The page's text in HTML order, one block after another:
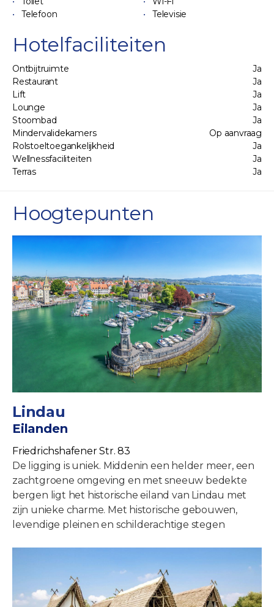
Telefoon
Televisie
Hotelfaciliteiten
Ontbijtruimte
Ja
Restaurant
Ja
Lift
Ja
Lounge
Ja
Stoombad
Ja
Mindervalidekamers
Op aanvraag
Rolstoeltoegankelijkheid
Ja
Wellnessfaciliteiten
Ja
Terras
Ja
Hoogtepunten
Lindau
Eilanden
Friedrichshafener Str. 83
De ligging is uniek. Middenin een helder meer, een
zachtgroene omgeving en met sneeuw bedekte
bergen ligt het historische eiland van Lindau met
zijn unieke charme. Met historische gebouwen,
levendige pleinen en schilderachtige stegen